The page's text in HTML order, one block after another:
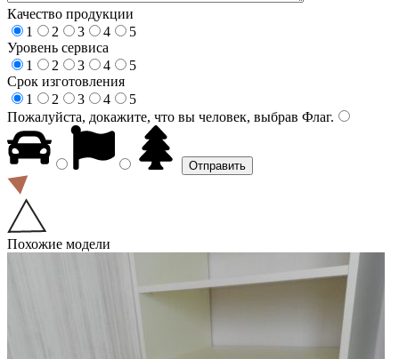
Качество продукции
1
2 3 4
5
Уровень сервиса
1
2 3 4
5
Срок изготовления
1
2 3 4
5
Пожалуйста, докажите, что вы человек, выбрав Флаг.
Похожие модели